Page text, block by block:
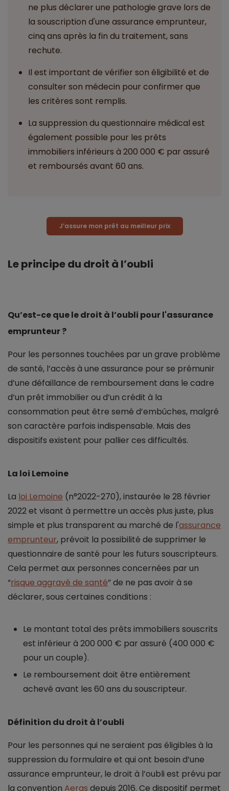
ne plus déclarer une pathologie grave lors de
la souscription d'une assurance emprunteur,
cinq ans après la fin du traitement, sans
rechute.
Il est important de vérifier son éligibilité et de
consulter son médecin pour confirmer que
les critères sont remplis.
La suppression du questionnaire médical est
également possible pour les prêts
immobiliers inférieurs à 200 000 € par assuré
et remboursés avant 60 ans.
J’assure mon prêt au meilleur prix
Le principe du droit à l’oubli
Qu’est-ce que le droit à l’oubli pour l'assurance
emprunteur ?
Pour les personnes touchées par un grave problème
de santé, l’accès à une assurance pour se prémunir
d’une défaillance de remboursement dans le cadre
d’un prêt immobilier ou d’un crédit à la
consommation peut être semé d’embûches, malgré
son caractère parfois indispensable. Mais des
dispositifs existent pour pallier ces difficultés.
La loi Lemoine
La loi Lemoine (n°2022-270), instaurée le 28 février
2022 et visant à permettre un accès plus juste, plus
simple et plus transparent au marché de l'assurance
emprunteur, prévoit la possibilité de supprimer le
questionnaire de santé pour les futurs souscripteurs.
Cela permet aux personnes concernées par un
“risque aggravé de santé” de ne pas avoir à se
déclarer, sous certaines conditions :
Le montant total des prêts immobiliers souscrits
est inférieur à 200 000 € par assuré (400 000 €
pour un couple).
Le remboursement doit être entièrement
achevé avant les 60 ans du souscripteur.
Définition du droit à l’oubli
Pour les personnes qui ne seraient pas éligibles à la
suppression du formulaire et qui ont besoin d’une
assurance emprunteur, le droit à l’oubli est prévu par
la convention Aeras depuis 2016. Ce dispositif permet